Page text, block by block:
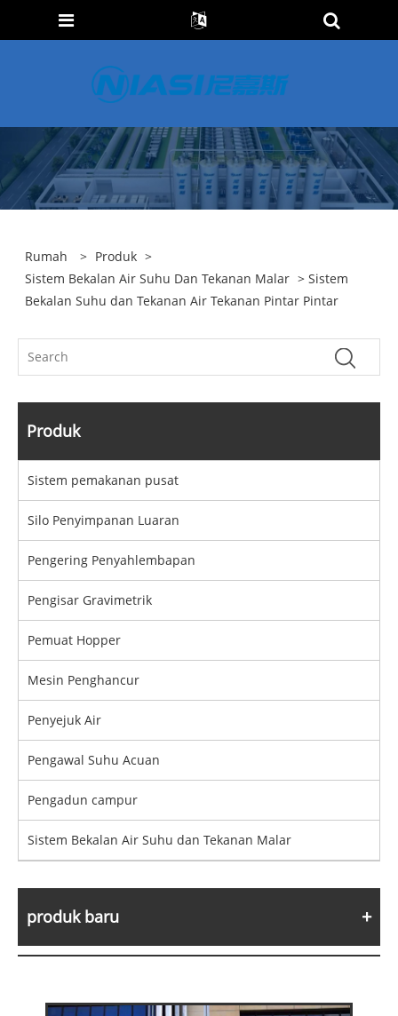
Rumah > Produk >
Sistem Bekalan Air Suhu Dan Tekanan Malar > Sistem
Bekalan Suhu dan Tekanan Air Tekanan Pintar Pintar
Produk
Sistem pemakanan pusat
Silo Penyimpanan Luaran
Pengering Penyahlembapan
Pengisar Gravimetrik
Pemuat Hopper
Mesin Penghancur
Penyejuk Air
Pengawal Suhu Acuan
Pengadun campur
Sistem Bekalan Air Suhu dan Tekanan Malar
produk baru